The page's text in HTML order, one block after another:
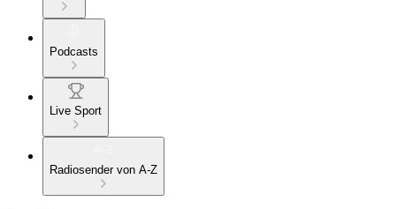
Podcasts
Live Sport
Radiosender von A-Z